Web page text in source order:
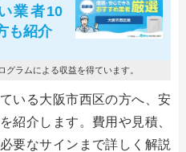
業者10
も紹介
ラムによる収益を得ています。
いる大阪市西区の方へ、安
紹介します。費用や見積、
要なサインまで詳しく解説